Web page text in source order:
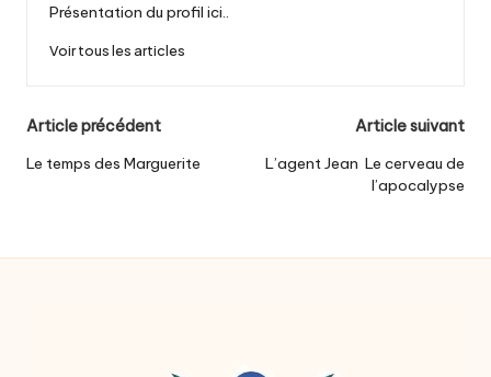
Présentation du profil ici..
Voir tous les articles
Post
navigation
Article précédent
Le temps des Marguerite
Article suivant
L’agent Jean Le cerveau de
l’apocalypse